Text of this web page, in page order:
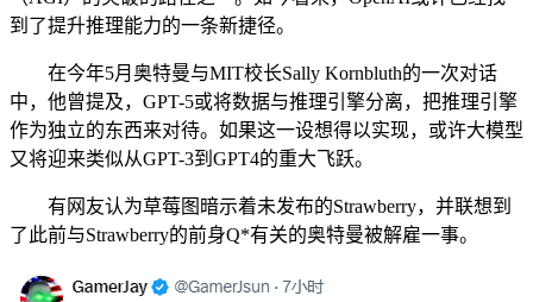
到了提升推理能力的一条新捷径。
在今年5月奥特曼与MIT校长Sally Kornbluth的一次对话
中，他曾提及，GPT-5或将数据与推理引擎分离，把推理引擎
作为独立的东西来对待。如果这一设想得以实现，或许大模型
又将迎来类似从GPT-3到GPT4的重大飞跃。
有网友认为草莓图暗示着未发布的Strawberry，并联想到
了此前与Strawberry的前身Q*有关的奥特曼被解雇一事。